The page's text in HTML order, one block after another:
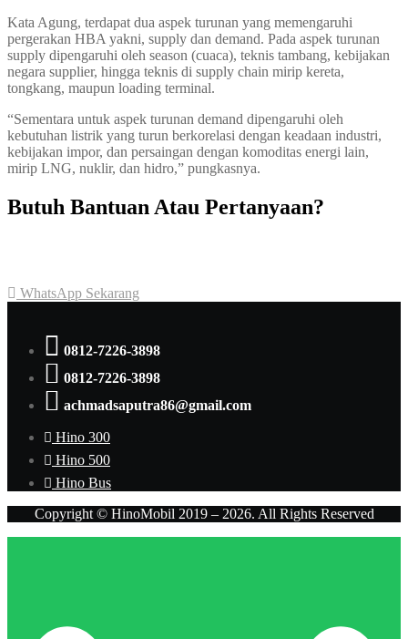
Kata Agung, terdapat dua aspek turunan yang memengaruhi
pergerakan HBA yakni, supply dan demand. Pada aspek turunan
supply dipengaruhi oleh season (cuaca), teknis tambang, kebijakan
negara supplier, hingga teknis di supply chain mirip kereta,
tongkang, maupun loading terminal.
“Sementara untuk aspek turunan demand dipengaruhi oleh
kebutuhan listrik yang turun berkorelasi dengan keadaan industri,
kebijakan impor, dan persaingan dengan komoditas energi lain,
mirip LNG, nuklir, dan hidro,” pungkasnya.
Butuh Bantuan Atau Pertanyaan?
WhatsApp Sekarang
0812-7226-3898
0812-7226-3898
achmadsaputra86@gmail.com
Hino 300
Hino 500
Hino Bus
Copyright © HinoMobil 2019 – 2026. All Rights Reserved